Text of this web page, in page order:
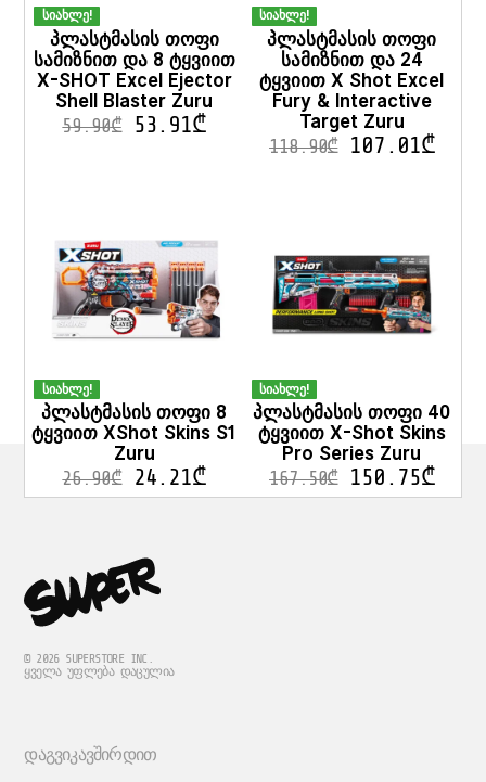
სიახლე!
პლასტმასის თოფი
სამიზნით და 8 ტყვიით
X-SHOT Excel Ejector
Shell Blaster Zuru
59.90₾ 53.91₾
სიახლე!
პლასტმასის თოფი
სამიზნით და 24
ტყვიით X Shot Excel
Fury & Interactive
Target Zuru
118.90₾ 107.01₾
სიახლე!
პლასტმასის თოფი 8
ტყვიით XShot Skins S1
Zuru
26.90₾ 24.21₾
სიახლე!
პლასტმასის თოფი 40
ტყვიით X-Shot Skins
Pro Series Zuru
167.50₾ 150.75₾
© 2026 SUPERSTORE INC.
ᲧᲕᲔᲚᲐ ᲣᲤᲚᲔᲑᲐ ᲓᲐᲪᲣᲚᲘᲐ
ᲓᲐᲒᲕᲘᲙᲐᲕᲨᲘᲠᲓᲘᲗ